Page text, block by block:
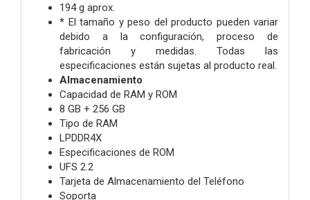
194 g aprox.
* El tamaño y peso del producto pueden variar
debido a la configuración, proceso de
fabricación y medidas. Todas las
especificaciones están sujetas al producto real.
Almacenamiento
Capacidad de RAM y ROM
8 GB + 256 GB
Tipo de RAM
LPDDR4X
Especificaciones de ROM
UFS 2.2
Tarjeta de Almacenamiento del Teléfono
Soporta